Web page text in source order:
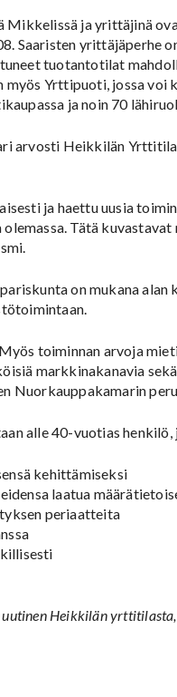
Mikkelissä ja yrittäjinä
Saaristen yrittäjäperhe
tuotantotilat
Yrttipuoti, jossa voi
ja noin 70
arvosti Heikkilän
ja haettu uusia
Tätä
on mukana alan
toiminnan arvoja
markkinakanavia
Nuorkauppakamarin
alle 40-vuotias henkilö,
kehittämiseksi
laatua
periaatteita
Heikkilän